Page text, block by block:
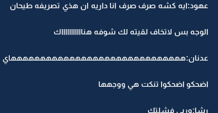
عهود:ايه كشه صرف صرف انا داريه ان هذي تصريفه طيحان
الوجه بس لاتخاف لقيته لك شوفه هناااااااااااك
عدنان:ههههههههههههههههههههههههههههههاي
اضحكو اضحكوا تنكت هي ووجهها
رشا:وربي فشلتك